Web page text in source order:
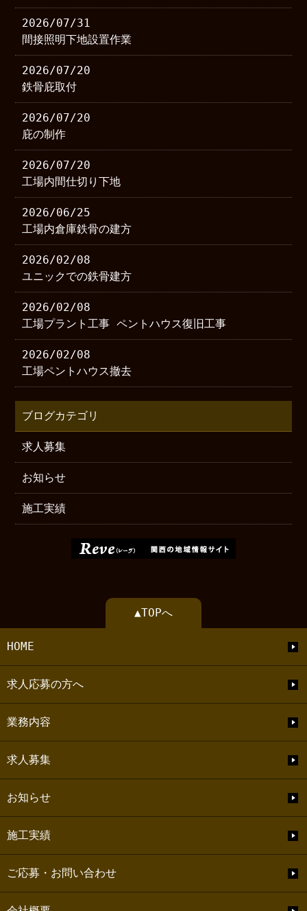
2026/07/31
間接照明下地設置作業
2026/07/20
鉄骨庇取付
2026/07/20
庇の制作
2026/07/20
工場内間仕切り下地
2026/06/25
工場内倉庫鉄骨の建方
2026/02/08
ユニックでの鉄骨建方
2026/02/08
工場プラント工事 ペントハウス復旧工事
2026/02/08
工場ペントハウス撤去
ブログカテゴリ
求人募集
お知らせ
施工実績
▲TOPへ
HOME
求人応募の方へ
業務内容
求人募集
お知らせ
施工実績
ご応募・お問い合わせ